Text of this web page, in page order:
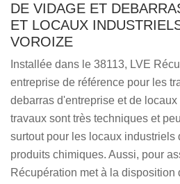
DE VIDAGE ET
ET LOCAUX
VOROIZE
Installée dans le 38113, LVE
entreprise de référence pour les
debarras d'entreprise et de
travaux sont très techniques et
surtout pour les locaux industriels
produits chimiques. Aussi, pour
Récupération met à la disposition